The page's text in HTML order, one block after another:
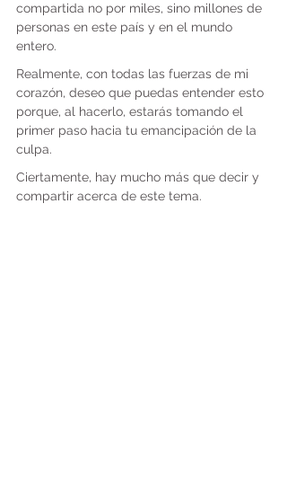
compartida no por miles, sino millones de
personas en este país y en el mundo
entero.
Realmente, con todas las fuerzas de mi
corazón, deseo que puedas entender esto
porque, al hacerlo, estarás tomando el
primer paso hacia tu emancipación de la
culpa.
Ciertamente, hay mucho más que decir y
compartir acerca de este tema.